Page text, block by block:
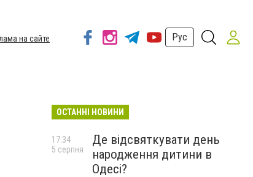
на сайте
Рус
ОСТАННІ НОВИНИ
Де відсвяткувати день
народження дитини в
Одесі?
17:34
5 серпня